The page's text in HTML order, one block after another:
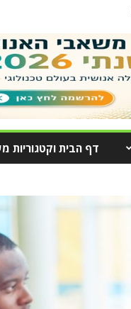
דף הבית וקטגוריות